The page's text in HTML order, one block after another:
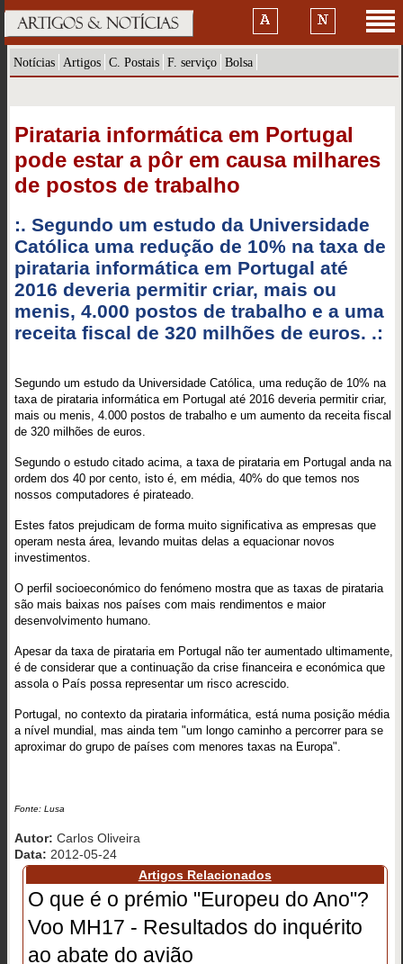
Notícias Artigos C. Postais F. serviço Bolsa
Pirataria informática em Portugal
pode estar a pôr em causa milhares
de postos de trabalho
:. Segundo um estudo da Universidade
Católica uma redução de 10% na taxa de
pirataria informática em Portugal até
2016 deveria permitir criar, mais ou
menis, 4.000 postos de trabalho e a uma
receita fiscal de 320 milhões de euros. .:
Segundo um estudo da Universidade Católica, uma redução de 10% na
taxa de pirataria informática em Portugal até 2016 deveria permitir criar,
mais ou menis, 4.000 postos de trabalho e um aumento da receita fiscal
de 320 milhões de euros.
Segundo o estudo citado acima, a taxa de pirataria em Portugal anda na
ordem dos 40 por cento, isto é, em média, 40% do que temos nos
nossos computadores é pirateado.
Estes fatos prejudicam de forma muito significativa as empresas que
operam nesta área, levando muitas delas a equacionar novos
investimentos.
O perfil socioeconómico do fenómeno mostra que as taxas de pirataria
são mais baixas nos países com mais rendimentos e maior
desenvolvimento humano.
Apesar da taxa de pirataria em Portugal não ter aumentado ultimamente,
é de considerar que a continuação da crise financeira e económica que
assola o País possa representar um risco acrescido.
Portugal, no contexto da pirataria informática, está numa posição média
a nível mundial, mas ainda tem "um longo caminho a percorrer para se
aproximar do grupo de países com menores taxas na Europa".
Fonte: Lusa
Autor: Carlos Oliveira
Data: 2012-05-24
Artigos Relacionados
O que é o prémio "Europeu do Ano"?
Voo MH17 - Resultados do inquérito
ao abate do avião